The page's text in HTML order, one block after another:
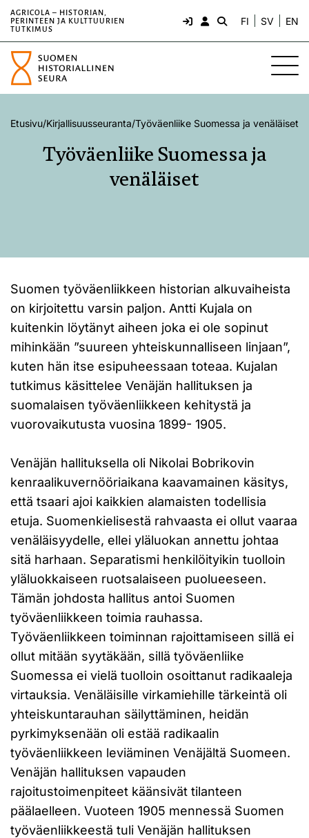
AGRICOLA – HISTORIAN,
PERINTEEN JA KULTTUURIEN
TUTKIMUS
FI SV EN
Etusivu/Kirjallisuusseuranta/Työväenliike Suomessa ja venäläiset
Työväenliike Suomessa ja
venäläiset
Suomen työväenliikkeen historian alkuvaiheista
on kirjoitettu varsin paljon. Antti Kujala on
kuitenkin löytänyt aiheen joka ei ole sopinut
mihinkään ”suureen yhteiskunnalliseen linjaan”,
kuten hän itse esipuheessaan toteaa. Kujalan
tutkimus käsittelee Venäjän hallituksen ja
suomalaisen työväenliikkeen kehitystä ja
vuorovaikutusta vuosina 1899- 1905.
Venäjän hallituksella oli Nikolai Bobrikovin
kenraalikuvernööriaikana kaavamainen käsitys,
että tsaari ajoi kaikkien alamaisten todellisia
etuja. Suomenkielisestä rahvaasta ei ollut vaaraa
venäläisyydelle, ellei yläluokan annettu johtaa
sitä harhaan. Separatismi henkilöityikin tuolloin
yläluokkaiseen ruotsalaiseen puolueeseen.
Tämän johdosta hallitus antoi Suomen
työväenliikkeen toimia rauhassa.
Työväenliikkeen toiminnan rajoittamiseen sillä ei
ollut mitään syytäkään, sillä työväenliike
Suomessa ei vielä tuolloin osoittanut radikaaleja
virtauksia. Venäläisille virkamiehille tärkeintä oli
yhteiskuntarauhan säilyttäminen, heidän
pyrkimyksenään oli estää radikaalin
työväenliikkeen leviäminen Venäjältä Suomeen.
Venäjän hallituksen vapauden
rajoitustoimenpiteet käänsivät tilanteen
päälaelleen. Vuoteen 1905 mennessä Suomen
työväenliikkeestä tuli Venäjän hallituksen